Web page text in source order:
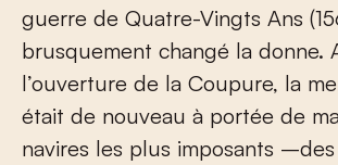
guerre de Quatre-Vingts Ans
brusquement changé la donne.
l’ouverture de la Coupure, la
était de nouveau à portée de
navires les plus imposants